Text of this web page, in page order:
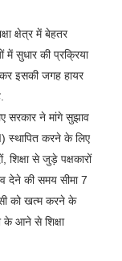
क्षेत्र में बेहतर
में सुधार की प्रक्रिया
इसकी जगह हायर
सरकार ने मांगे सुझाव
स्थापित करने के लिए
शिक्षा से जुड़े पक्षकारों
देने की समय सीमा 7
को खत्म करने के
के आने से शिक्षा